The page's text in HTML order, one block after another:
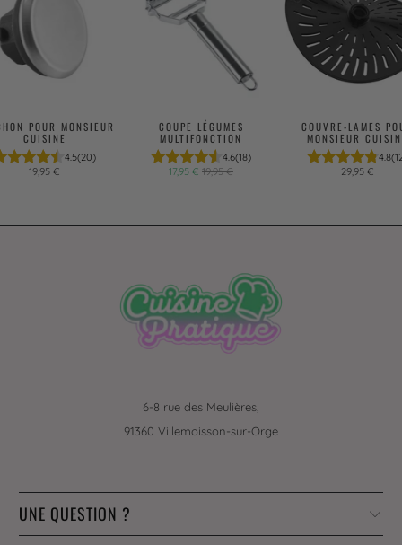
POUR MONSIEUR
CUISINE
4.5(20)
19,95 €
COUPE LÉGUMES
MULTIFONCTION
4.6(18)
17,95 €19,95 €
COUVRE-LAMES
MONSIEUR
4.8
29,95 €
6-8 rue des Meulières,
91360 Villemoisson-sur-Orge
UNE QUESTION ?